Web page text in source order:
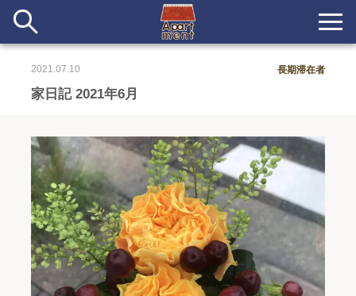
#アイデア #イベント #インド #エッセイ #ボツ
#マルシェ
#旅
#日記 #暮らし #生活 #留学 #考え事 #音楽
イベント&ショップ
長期滞在者&more
配信
入居者一覧
家日記 2021年6月
2021.07.10 長期滞在者